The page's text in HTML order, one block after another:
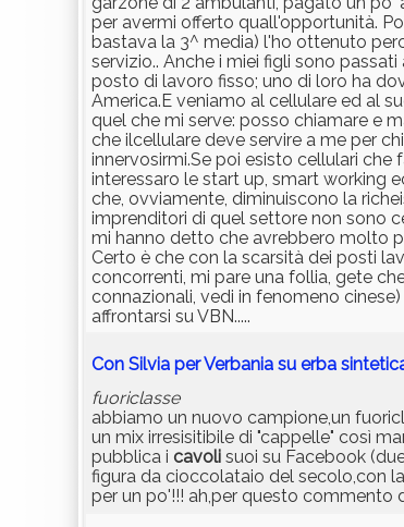
per avermi offerto quall'opportunità.
bastava la 3^ media) l'ho ottenuto
servizio.. Anche i miei figli sono
posto di lavoro fisso; uno di loro ha
America.E veniamo al cellulare ed al
quel che mi serve: posso chiamare e
che ilcellulare deve servire a me per
innervosirmi.Se poi esisto cellulari
interessaro le start up, smart working
che, ovviamente, diminuiscono la
imprenditori di quel settore non sono
mi hanno detto che avrebbero molto
Certo è che con la scarsità dei posti
concorrenti, mi pare una follia, gete
connazionali, vedi in fenomeno
affrontarsi su VBN.....
Con Silvia per Verbania su erba
fuoriclasse
abbiamo un nuovo campione,un
un mix irresisitibile di "cappelle" così
pubblica i cavoli suoi su Facebook
figura da cioccolataio del secolo,con
per un po'!!! ah,per questo commento